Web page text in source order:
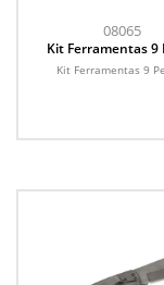
08065
Kit Ferramentas 9
Kit Ferramentas 9